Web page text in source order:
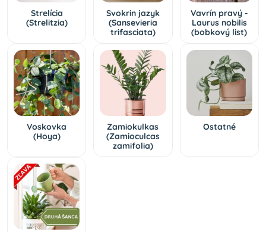
Strelícia
(Strelitzia)
Svokrin jazyk
(Sansevieria
trifasciata)
Vavrín pravý -
Laurus nobilis
(bobkový list)
Voskovka
(Hoya)
Zamiokulkas
(Zamioculcas
zamifolia)
Ostatné